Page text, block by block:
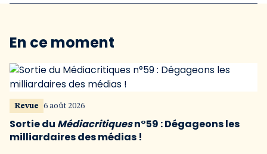
En ce moment
Revue 6 août 2026
Sortie du Médiacritiquesn°59 : Dégageons les
milliardaires des médias !